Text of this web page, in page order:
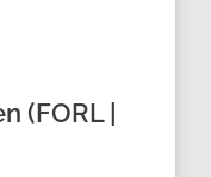
(FORL |